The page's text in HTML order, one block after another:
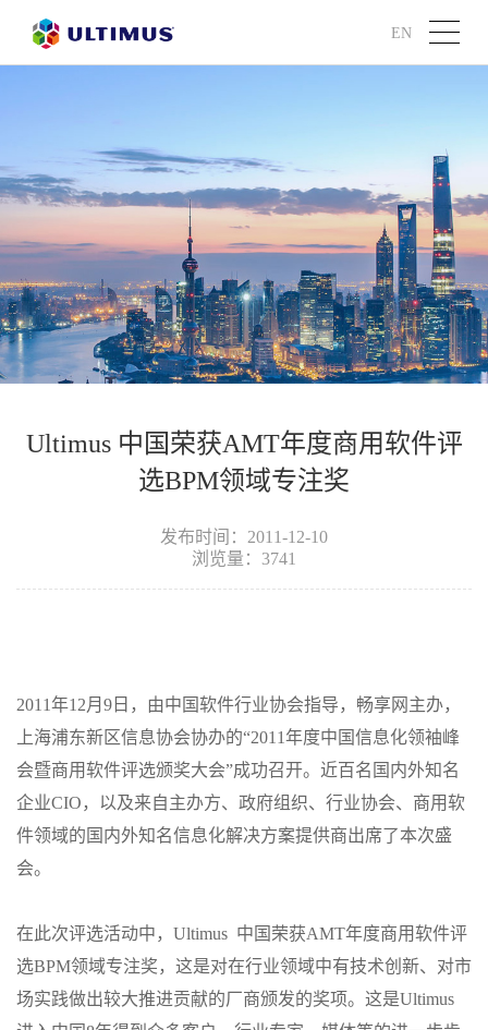
EN
Ultimus 中国荣获AMT年度商用软件评
选BPM领域专注奖
发布时间：2011-12-10
浏览量：3741
2011年12月9日，由中国软件行业协会指导，畅享网主办，
上海浦东新区信息协会协办的“2011年度中国信息化领袖峰
会暨商用软件评选颁奖大会”成功召开。近百名国内外知名
企业CIO，以及来自主办方、政府组织、行业协会、商用软
件领域的国内外知名信息化解决方案提供商出席了本次盛
会。
在此次评选活动中，Ultimus 中国荣获AMT年度商用软件评
选BPM领域专注奖，这是对在行业领域中有技术创新、对市
场实践做出较大推进贡献的厂商颁发的奖项。这是Ultimus